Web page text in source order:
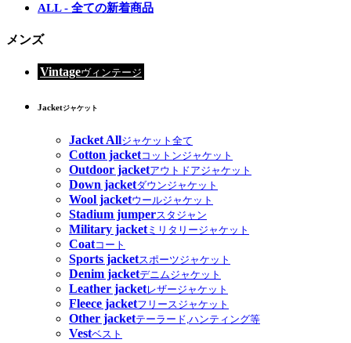
ALL - 全ての新着商品
メンズ
Vintageヴィンテージ
Jacketジャケット
Jacket Allジャケット全て
Cotton jacketコットンジャケット
Outdoor jacketアウトドアジャケット
Down jacketダウンジャケット
Wool jacketウールジャケット
Stadium jumperスタジャン
Military jacketミリタリージャケット
Coatコート
Sports jacketスポーツジャケット
Denim jacketデニムジャケット
Leather jacketレザージャケット
Fleece jacketフリースジャケット
Other jacketテーラード,ハンティング等
Vestベスト